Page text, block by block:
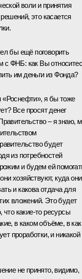
воли и принятия
это касается
бы ещё поговорить
с ФНБ: как Вы
им деньги из Фонда?
я бы тоже
Все просят денег
– я знаю,
будет
из потребностей
и будем ей
хозяйствуют, куда они
и какова отдача для
вложений. Это будет
какие‑то ресурсы
в каком объёме, в
проработки, и никакой
не принято, видимо,